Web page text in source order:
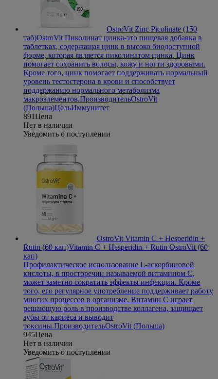
OstroVit Zinc Picolinate (150
таб)OstroVit Пиколинат цинка-это пищевая добавка в
таблетках, содержащая цинк в высоко биодоступной
форме, которая является пиколинатом цинка. Цинк
помогает сохранить волосы, кожу и ногти здоровыми.
Кроме того, цинк помогает поддерживать нормальный
уровень тестостерона в крови и способствует
поддержанию нормального метаболизма
макроэлементов.ПроизводительOstroVit
(Польша)ЦельИммунитет
891Цена
Нет в наличии
Уведомить о поступлении
OstroVit Vitamin C + Hesperidin +
Rutin (60 кап)Vitamin C + Hesperidin + Rutin OstroVit (60
кап)
Профилактическое использование L-аскорбиновой
кислоты, в просторечии называемой витамином С,
может заметно сократить эффекты инфекции. Кроме
того, его регулярное употребление поддерживает работу
многих процессов в организме. Витамин С играет
решающую роль в производстве коллагена, защищает
зубы от кариеса и выводит
токсины.ПроизводительOstroVit (Польша)
945Цена
Нет в наличии
Уведомить о поступлении